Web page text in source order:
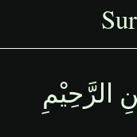
الرَّحِيْمِ